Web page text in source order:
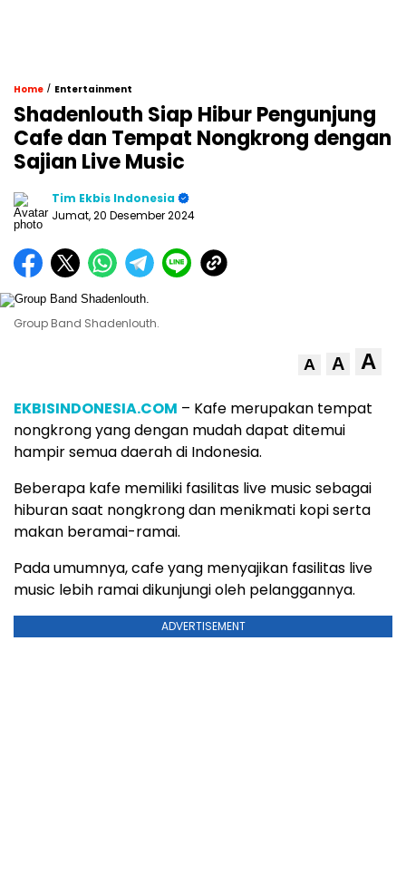
Home / Entertainment
Shadenlouth Siap Hibur Pengunjung
Cafe dan Tempat Nongkrong dengan
Sajian Live Music
Tim Ekbis Indonesia
Jumat, 20 Desember 2024
Group Band Shadenlouth.
A A A
EKBISINDONESIA.COM – Kafe merupakan tempat
nongkrong yang dengan mudah dapat ditemui
hampir semua daerah di Indonesia.
Beberapa kafe memiliki fasilitas live music sebagai
hiburan saat nongkrong dan menikmati kopi serta
makan beramai-ramai.
Pada umumnya, cafe yang menyajikan fasilitas live
music lebih ramai dikunjungi oleh pelanggannya.
ADVERTISEMENT